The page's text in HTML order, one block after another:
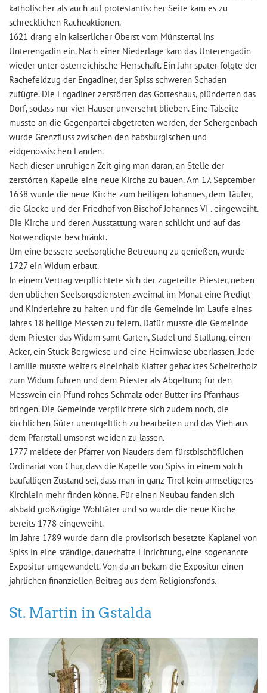
katholischer als auch auf protestantischer Seite kam es zu
schrecklichen Racheaktionen.
1621 drang ein kaiserlicher Oberst vom Münstertal ins
Unterengadin ein. Nach einer Niederlage kam das Unterengadin
wieder unter österreichische Herrschaft. Ein Jahr später folgte der
Rachefeldzug der Engadiner, der Spiss schweren Schaden
zufügte. Die Engadiner zerstörten das Gotteshaus, plünderten das
Dorf, sodass nur vier Häuser unversehrt blieben. Eine Talseite
musste an die Gegenpartei abgetreten werden, der Schergenbach
wurde Grenzfluss zwischen den habsburgischen und
eidgenössischen Landen.
Nach dieser unruhigen Zeit ging man daran, an Stelle der
zerstörten Kapelle eine neue Kirche zu bauen. Am 17. September
1638 wurde die neue Kirche zum heiligen Johannes, dem Täufer,
die Glocke und der Friedhof von Bischof Johannes VI . eingeweiht.
Die Kirche und deren Ausstattung waren schlicht und auf das
Notwendigste beschränkt.
Um eine bessere seelsorgliche Betreuung zu genießen, wurde
1727 ein Widum erbaut.
In einem Vertrag verpflichtete sich der zugeteilte Priester, neben
den üblichen Seelsorgsdiensten zweimal im Monat eine Predigt
und Kinderlehre zu halten und für die Gemeinde im Laufe eines
Jahres 18 heilige Messen zu feiern. Dafür musste die Gemeinde
dem Priester das Widum samt Garten, Stadel und Stallung, einen
Acker, ein Stück Bergwiese und eine Heimwiese überlassen. Jede
Familie musste weiters eineinhalb Klafter gehacktes Scheiterholz
zum Widum führen und dem Priester als Abgeltung für den
Messwein ein Pfund rohes Schmalz oder Butter ins Pfarrhaus
bringen. Die Gemeinde verpflichtete sich zudem noch, die
kirchlichen Güter unentgeltlich zu bearbeiten und das Vieh aus
dem Pfarrstall umsonst weiden zu lassen.
1777 meldete der Pfarrer von Nauders dem fürstbischöflichen
Ordinariat von Chur, dass die Kapelle von Spiss in einem solch
baufälligen Zustand sei, dass man in ganz Tirol kein armseligeres
Kirchlein mehr finden könne. Für einen Neubau fanden sich
alsbald großzügige Wohltäter und so wurde die neue Kirche
bereits 1778 eingeweiht.
Im Jahre 1789 wurde dann die provisorisch besetzte Kaplanei von
Spiss in eine ständige, dauerhafte Einrichtung, eine sogenannte
Expositur umgewandelt. Von da an bekam die Expositur einen
jährlichen finanziellen Beitrag aus dem Religionsfonds.
St. Martin in Gstalda